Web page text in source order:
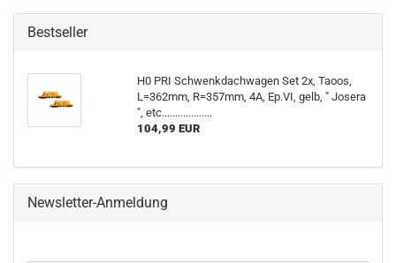
Bestseller
H0 PRI Schwenkdachwagen Set 2x, Taoos,
L=362mm, R=357mm, 4A, Ep.VI, gelb, " Josera
", etc...................
104,99 EUR
Newsletter-Anmeldung